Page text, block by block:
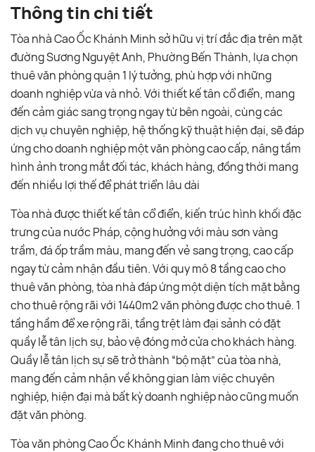
Thông tin chi tiết
Tòa nhà Cao Ốc Khánh Minh sở hữu vị trí đắc địa trên mặt
đường Sương Nguyệt Anh, Phường Bến Thành, lựa chọn
thuê văn phòng quận 1 lý tưởng, phù hợp với những
doanh nghiệp vừa và nhỏ. Với thiết kế tân cổ điển, mang
đến cảm giác sang trọng ngay từ bên ngoài, cùng các
dịch vụ chuyên nghiệp, hệ thống kỹ thuật hiện đại, sẽ đáp
ứng cho doanh nghiệp một văn phòng cao cấp, nâng tầm
hình ảnh trong mắt đối tác, khách hàng, đồng thời mang
đến nhiều lợi thế để phát triển lâu dài
Tòa nhà được thiết kế tân cổ điển, kiến trúc hình khối đặc
trưng của nước Pháp, cộng hưởng với màu sơn vàng
trầm, đá ốp trầm màu, mang đến vẻ sang trọng, cao cấp
ngay từ cảm nhận đầu tiên. Với quy mô 8 tầng cao cho
thuê văn phòng, tòa nhà đáp ứng một diện tích mặt bằng
cho thuê rộng rãi với 1440m2 văn phòng được cho thuê. 1
tầng hầm để xe rộng rãi, tầng trệt làm đại sảnh có đặt
quầy lễ tân lịch sự, bảo vệ đóng mở cửa cho khách hàng.
Quầy lễ tân lịch sự sẽ trở thành “bộ mặt” của tòa nhà,
mang đến cảm nhận về không gian làm việc chuyên
nghiệp, hiện đại mà bất kỳ doanh nghiệp nào cũng muốn
đặt văn phòng.
Tòa văn phòng Cao Ốc Khánh Minh đang cho thuê với